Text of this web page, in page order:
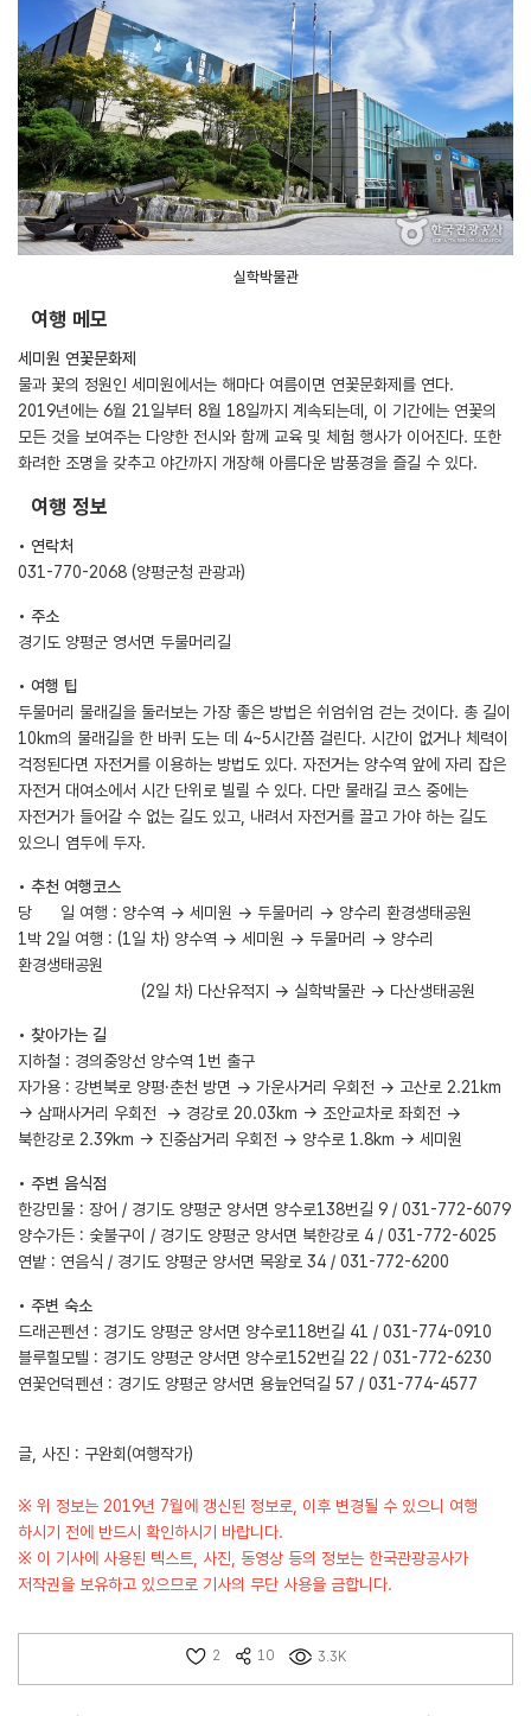
실학박물관
여행 메모
세미원 연꽃문화제
물과 꽃의 정원인 세미원에서는 해마다 여름이면 연꽃문화제를 연다.
2019년에는 6월 21일부터 8월 18일까지 계속되는데, 이 기간에는 연꽃의
모든 것을 보여주는 다양한 전시와 함께 교육 및 체험 행사가 이어진다. 또한
화려한 조명을 갖추고 야간까지 개장해 아름다운 밤풍경을 즐길 수 있다.
여행 정보
• 연락처
031-770-2068 (양평군청 관광과)
• 주소
경기도 양평군 영서면 두물머리길
• 여행 팁
두물머리 물래길을 둘러보는 가장 좋은 방법은 쉬엄쉬엄 걷는 것이다. 총 길이
10km의 물래길을 한 바퀴 도는 데 4~5시간쯤 걸린다. 시간이 없거나 체력이
걱정된다면 자전거를 이용하는 방법도 있다. 자전거는 양수역 앞에 자리 잡은
자전거 대여소에서 시간 단위로 빌릴 수 있다. 다만 물래길 코스 중에는
자전거가 들어갈 수 없는 길도 있고, 내려서 자전거를 끌고 가야 하는 길도
있으니 염두에 두자.
• 추천 여행코스
당 일 여행 : 양수역 → 세미원 → 두물머리 → 양수리 환경생태공원
1박 2일 여행 : (1일 차) 양수역 → 세미원 → 두물머리 → 양수리
환경생태공원
(2일 차) 다산유적지 → 실학박물관 → 다산생태공원
• 찾아가는 길
지하철 : 경의중앙선 양수역 1번 출구
자가용 : 강변북로 양평·춘천 방면 → 가운사거리 우회전 → 고산로 2.21km
→ 삼패사거리 우회전 → 경강로 20.03km → 조안교차로 좌회전 →
북한강로 2.39km → 진중삼거리 우회전 → 양수로 1.8km → 세미원
• 주변 음식점
한강민물 : 장어 / 경기도 양평군 양서면 양수로138번길 9 / 031-772-6079
양수가든 : 숯불구이 / 경기도 양평군 양서면 북한강로 4 / 031-772-6025
연밭 : 연음식 / 경기도 양평군 양서면 목왕로 34 / 031-772-6200
• 주변 숙소
드래곤펜션 : 경기도 양평군 양서면 양수로118번길 41 / 031-774-0910
블루힐모텔 : 경기도 양평군 양서면 양수로152번길 22 / 031-772-6230
연꽃언덕펜션 : 경기도 양평군 양서면 용늪언덕길 57 / 031-774-4577
글, 사진 : 구완회(여행작가)
※ 위 정보는 2019년 7월에 갱신된 정보로, 이후 변경될 수 있으니 여행
하시기 전에 반드시 확인하시기 바랍니다.
※ 이 기사에 사용된 텍스트, 사진, 동영상 등의 정보는 한국관광공사가
저작권을 보유하고 있으므로 기사의 무단 사용을 금합니다.
2 10 3.3K